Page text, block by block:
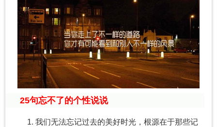
25句忘不了的个性说说
1. 我们无法忘记过去的美好时光，根源在于那些记